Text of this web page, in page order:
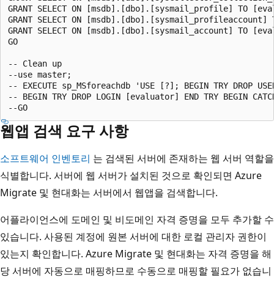
GRANT SELECT ON [msdb].[dbo].[sysmail_profile] TO
GRANT SELECT ON
GRANT SELECT ON [msdb].[dbo].[sysmail_account] TO
GO
-- Clean up
--use master;
-- EXECUTE sp_MSforeachdb 'USE [?]; BEGIN TRY DROP
-- BEGIN TRY DROP LOGIN [evaluator] END TRY BEGIN CATCH
웹앱 검색 요구 사항
소프트웨어 인벤토리 는 검색된 서버에 존재하는 웹 서버 역할을
식별합니다. 서버에 웹 서버가 설치된 것으로 확인되면 Azure
Migrate 및 현대화는 서버에서 웹앱을 검색합니다.
어플라이언스에 도메인 및 비도메인 자격 증명을 모두 추가할 수
있습니다. 사용된 계정에 원본 서버에 대한 로컬 관리자 권한이
있는지 확인합니다. Azure Migrate 및 현대화는 자격 증명을 해
당 서버에 자동으로 매핑하므로 수동으로 매핑할 필요가 없습니